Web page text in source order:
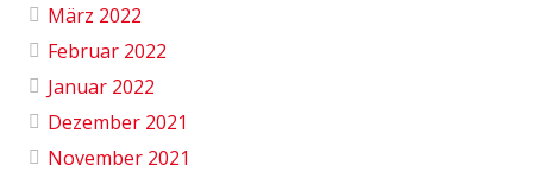
März 2022
Februar 2022
Januar 2022
Dezember 2021
November 2021